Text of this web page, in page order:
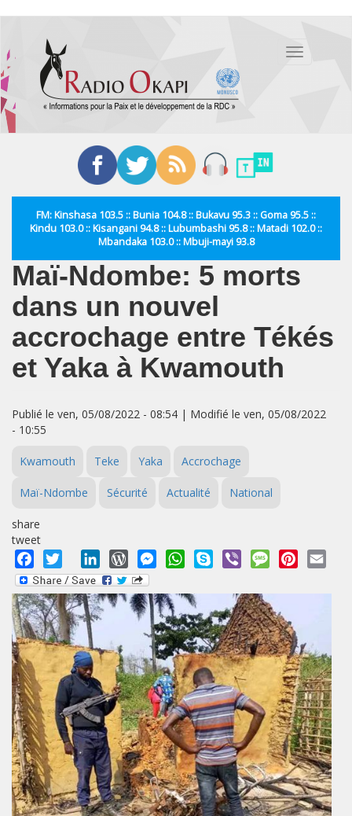
contenu
principal
Toggle
FM: Kinshasa 103.5 :: Bunia 104.8 :: Bukavu 95.3 :: Goma 95.5 ::
Kindu 103.0 :: Kisangani 94.8 :: Lubumbashi 95.8 :: Matadi 102.0 ::
Mbandaka 103.0 :: Mbuji-mayi 93.8
Maï-Ndombe: 5 morts
dans un nouvel
accrochage entre Tékés
et Yaka à Kwamouth
Publié le ven, 05/08/2022 - 08:54 | Modifié le ven, 05/08/2022
- 10:55
Kwamouth Teke Yaka Accrochage
Maï-Ndombe Sécurité Actualité National
share
tweet
Facebook
Twitter LinkedInWordPressMessengerWhatsApp
Skype Viber MessagePinterest